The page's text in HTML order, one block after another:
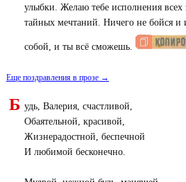
улыбки. Желаю тебе исполнения
тайных мечтаний. Ничего не бойся и
собой, и ты всё сможешь.
Еще поздравления в прозе →
Б удь, Валерия, счастливой,
Обаятельной, красивой,
Жизнерадостной, беспечной
И любимой бесконечно.